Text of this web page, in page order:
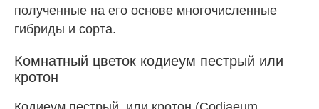
полученные на его основе многочисленные
гибриды и сорта.
Комнатный цветок кодиеум пестрый или
кротон